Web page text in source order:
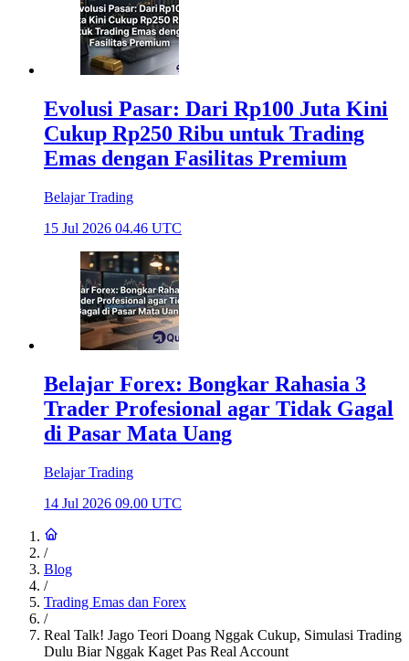
Evolusi Pasar: Dari Rp100 Juta Kini
Cukup Rp250 Ribu untuk Trading
Emas dengan Fasilitas Premium
Belajar Trading
15 Jul 2026 04.46 UTC
Belajar Forex: Bongkar Rahasia 3
Trader Profesional agar Tidak Gagal
di Pasar Mata Uang
Belajar Trading
14 Jul 2026 09.00 UTC
/
Blog
/
Trading Emas dan Forex
/
Real Talk! Jago Teori Doang Nggak Cukup, Simulasi Trading
Dulu Biar Nggak Kaget Pas Real Account